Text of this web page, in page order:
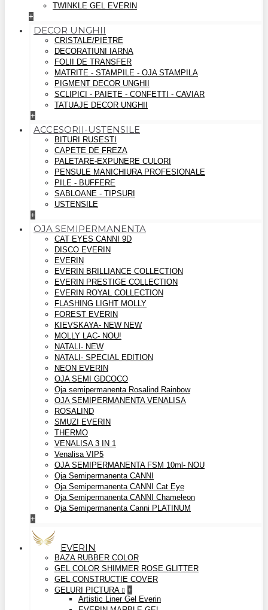
TWINKLE GEL EVERIN
+
DECOR UNGHII
CRISTALE/PIETRE
DECORATIUNI IARNA
FOLII DE TRANSFER
MATRITE - STAMPILE - OJA STAMPILA
PIGMENT DECOR UNGHII
SCLIPICI - PAIETE - CONFETTI - CAVIAR
TATUAJE DECOR UNGHII
+
ACCESORII-USTENSILE
BITURI RUSESTI
CAPETE DE FREZA
PALETARE-EXPUNERE CULORI
PENSULE MANICHIURA PROFESIONALE
PILE - BUFFERE
SABLOANE - TIPSURI
USTENSILE
+
OJA SEMIPERMANENTA
CAT EYES CANNI 9D
DISCO EVERIN
EVERIN
EVERIN BRILLIANCE COLLECTION
EVERIN PRESTIGE COLLECTION
EVERIN ROYAL COLLECTION
FLASHING LIGHT MOLLY
FOREST EVERIN
KIEVSKAYA- NEW NEW
MOLLY LAC- NOU!
NATALI- NEW
NATALI- SPECIAL EDITION
NEON EVERIN
OJA SEMI GDCOCO
Oja semipermanenta Rosalind Rainbow
OJA SEMIPERMANENTA VENALISA
ROSALIND
SMUZI EVERIN
THERMO
VENALISA 3 IN 1
Venalisa VIP5
OJA SEMIPERMANENTA FSM 10ml- NOU
Oja Semipermanenta CANNI
Oja Semipermanenta CANNI Cat Eye
Oja Semipermanenta CANNI Chameleon
Oja Semipermanenta Canni PLATINUM
+
EVERIN
BAZA RUBBER COLOR
GEL COLOR SHIMMER ROSE GLITTER
GEL CONSTRUCTIE COVER
GELURI PICTURA
+
Artistic Liner Gel Everin